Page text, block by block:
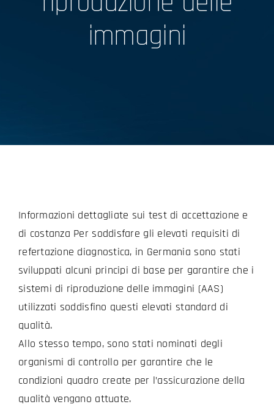
immagini
Informazioni dettagliate sui test di accettazione e
di costanza Per soddisfare gli elevati requisiti di
refertazione diagnostica, in Germania sono stati
sviluppati alcuni principi di base per garantire che i
sistemi di riproduzione delle immagini (AAS)
utilizzati soddisfino questi elevati standard di
qualità.
Allo stesso tempo, sono stati nominati degli
organismi di controllo per garantire che le
condizioni quadro create per l’assicurazione della
qualità vengano attuate.